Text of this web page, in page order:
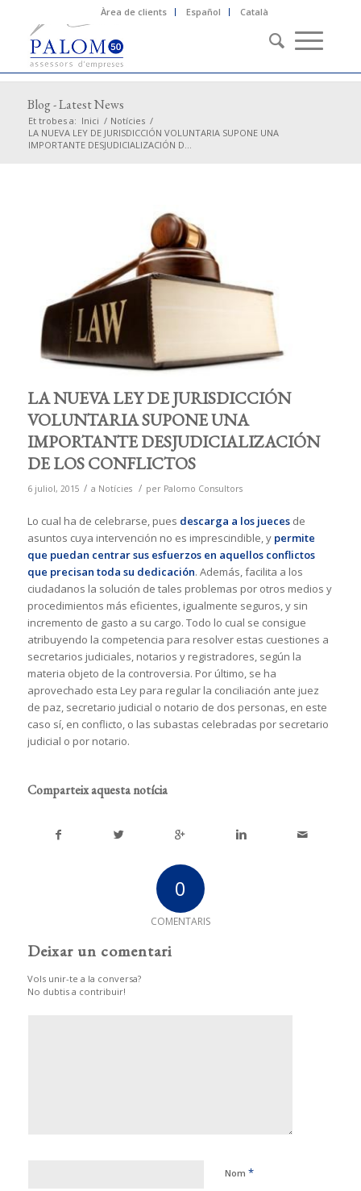
Àrea de clients Español Català
Blog - Latest News
Et trobes a: Inici / Notícies /
LA NUEVA LEY DE JURISDICCIÓN VOLUNTARIA SUPONE UNA
IMPORTANTE DESJUDICIALIZACIÓN D...
LA NUEVA LEY DE JURISDICCIÓN
VOLUNTARIA SUPONE UNA
IMPORTANTE DESJUDICIALIZACIÓN
DE LOS CONFLICTOS
6 juliol, 2015 / a Notícies / per Palomo Consultors
Lo cual ha de celebrarse, pues descarga a los juecesde
asuntos cuya intervención no es imprescindible, ypermite
que puedan centrar sus esfuerzos en aquellos conflictos
que precisan toda su dedicación. Además, facilita a los
ciudadanos la solución de tales problemas por otros medios y
procedimientos más eficientes, igualmente seguros, y sin
incremento de gasto a su cargo. Todo lo cual se consigue
atribuyendo la competencia para resolver estas cuestiones a
secretarios judiciales, notarios y registradores, según la
materia objeto de la controversia. Por último, se ha
aprovechado esta Ley para regular la conciliación ante juez
de paz, secretario judicial o notario de dos personas, en este
caso sí, en conflicto, o las subastas celebradas por secretario
judicial o por notario.
Comparteix aquesta notícia
0
COMENTARIS
Deixar un comentari
Vols unir-te a la conversa?
No dubtis a contribuir!
Nom *